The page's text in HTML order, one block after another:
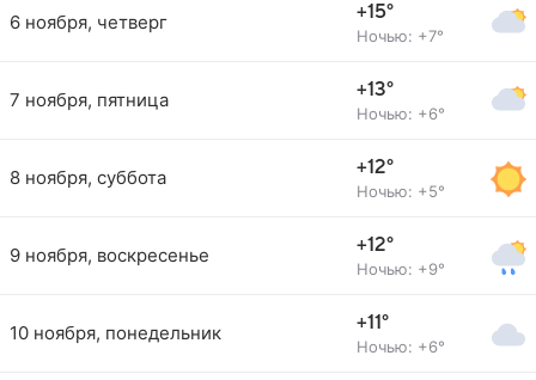
6 ноября, четверг +15°
Ночью: +7°
7 ноября, пятница +13°
Ночью: +6°
8 ноября, суббота +12°
Ночью: +5°
9 ноября, воскресенье +12°
Ночью: +9°
10 ноября, понедельник +11°
Ночью: +6°